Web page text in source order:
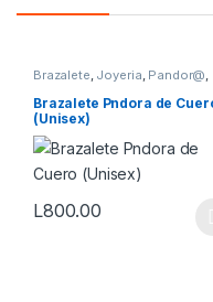
Brazalete, Joyeria, Pandor@,
Brazalete Pndora de
(Unisex)
L800.00
Este producto tiene